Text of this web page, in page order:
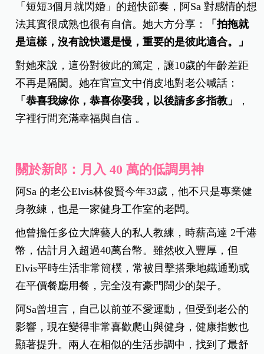
「短短3個月就閃婚」的超快節奏，阿Sa 對感情的想
法其實很成熟也很有自信。她大方分享：
「拍拖就
是這樣，沒有說快還是慢，重要的是彼此適合。」
對她來說，這份對彼此的篤定，讓10歲的年齡差距
不再是隔閡。她在官宣文中俏皮地對老公喊話：
「恭喜我嫁你，恭喜你娶我，以後請多多指教」
，
字裡行間充滿幸福與自信 。
關於新郎：月入 40 萬的低調男神
阿Sa 的老公Elvis林俊賢今年33歲，他不只是專業健
身教練，也是一家健身工作室的老闆。
他曾擔任多位大牌藝人的私人教練，時薪高達 2千港
幣，估計月入超過40萬台幣。雖然收入豐厚，但
Elvis平時生活非常簡樸，常被目擊搭乘地鐵通勤或
在平價餐廳用餐，完全沒有豪門闊少的架子。
阿Sa曾坦言，自己以前並不愛運動，但受到老公的
影響，現在變得非常喜歡爬山與健身，健康指數也
顯著提升。兩人在相似的生活步調中，找到了最舒